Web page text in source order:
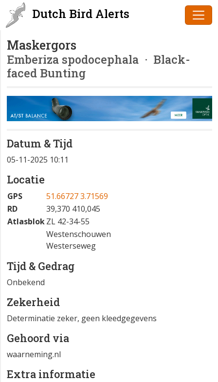
Dutch Bird Alerts
Maskergors
Emberiza spodocephala · Black-
faced Bunting
Datum & Tijd
05-11-2025 10:11
Locatie
GPS
51.66727 3.71569
RD
39,370 410,045
AtlasblokZL 42-34-55
Westenschouwen
Westerseweg
Tijd & Gedrag
Onbekend
Zekerheid
Determinatie zeker, geen kleedgegevens
Gehoord via
waarneming.nl
Extra informatie